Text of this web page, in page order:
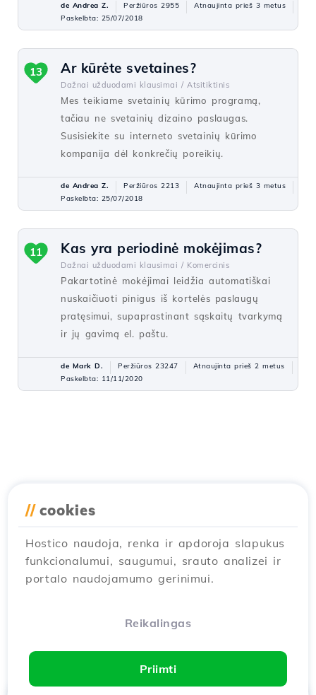
de Andrea Z. Peržiūros 2955
Atnaujinta prieš 3 metus
Paskelbta: 25/07/2018
Ar kūrėte svetaines?
Dažnai užduodami klausimai / Atsitiktinis
Mes teikiame svetainių kūrimo programą,
tačiau ne svetainių dizaino paslaugas.
Susisiekite su interneto svetainių kūrimo
kompanija dėl konkrečių poreikių.
13
de Andrea Z. Peržiūros 2213
Atnaujinta prieš 3 metus
Paskelbta: 25/07/2018
Kas yra periodinė mokėjimas?
Dažnai užduodami klausimai / Komercinis
Pakartotinė mokėjimai leidžia automatiškai
nuskaičiuoti pinigus iš kortelės paslaugų
pratęsimui, supaprastinant sąskaitų tvarkymą
ir jų gavimą el. paštu.
11
de Mark D. Peržiūros 23247
Atnaujinta prieš 2 metus
Paskelbta: 11/11/2020
// cookies
Hostico naudoja, renka ir apdoroja slapukus
funkcionalumui, saugumui, srauto analizei ir
portalo naudojamumo gerinimui.
Reikalingas
Priimti